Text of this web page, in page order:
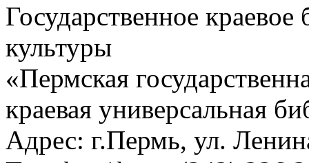
Государственное
культуры
«Пермская
краевая универсальная
Адрес: г.Пермь, ул.